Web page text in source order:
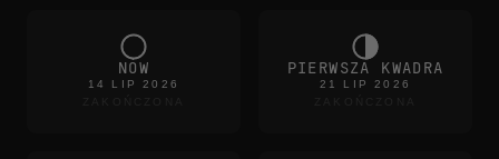
NÓW
14 LIP 2026
PIERWSZA KWADRA
21 LIP 2026